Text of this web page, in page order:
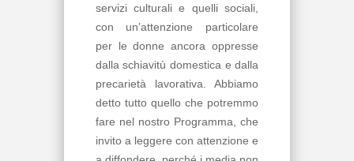
servizi culturali e quelli sociali,
con un’attenzione particolare
per le donne ancora oppresse
dalla schiavitù domestica e dalla
precarietà lavorativa. Abbiamo
detto tutto quello che potremmo
fare nel nostro Programma, che
invito a leggere con attenzione e